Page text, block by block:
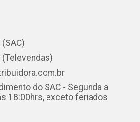
do SAC - Segunda a
18:00hrs, exceto feriados